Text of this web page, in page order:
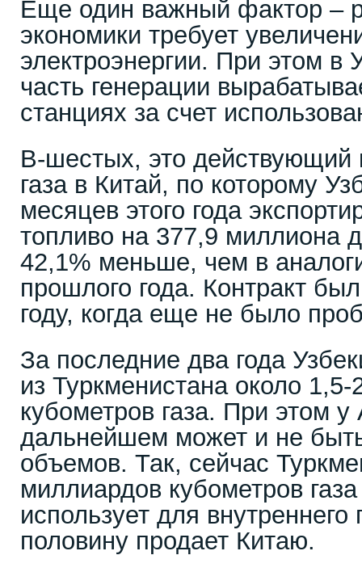
Еще один важный фактор –
экономики требует
электроэнергии. При этом в
часть генерации
станциях за счет
В-шестых, это действующий
газа в Китай, по которому
месяцев этого года
топливо на 377,9 миллиона
42,1% меньше, чем в
прошлого года. Контракт
году, когда еще не было
За последние два года
из Туркменистана около
кубометров газа. При этом
дальнейшем может и не
объемов. Так, сейчас
миллиардов кубометров
использует для
половину продает Китаю.